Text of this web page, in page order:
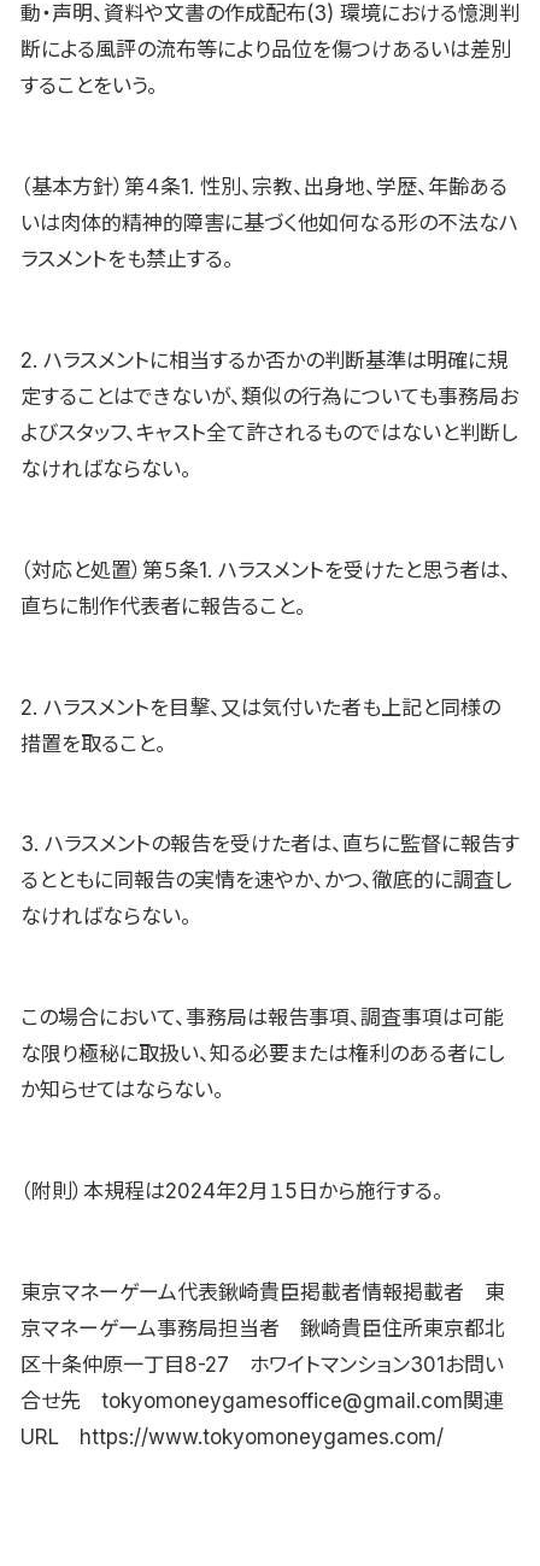
動・声明、資料や文書の作成配布(3) 環境における憶測判
断による風評の流布等により品位を傷つけあるいは差別
することをいう。
（基本方針）第４条1. 性別、宗教、出身地、学歴、年齢ある
いは肉体的精神的障害に基づく他如何なる形の不法なハ
ラスメントをも禁止する。
2. ハラスメントに相当するか否かの判断基準は明確に規
定することはできないが、類似の行為についても事務局お
よびスタッフ、キャスト全て許されるものではないと判断し
なければならない。
（対応と処置）第５条1. ハラスメントを受けたと思う者は、
直ちに制作代表者に報告ること。
2. ハラスメントを目撃、又は気付いた者も上記と同様の
措置を取ること。
3. ハラスメントの報告を受けた者は、直ちに監督に報告す
るとともに同報告の実情を速やか、かつ、徹底的に調査し
なければならない。
この場合において、事務局は報告事項、調査事項は可能
な限り極秘に取扱い、知る必要または権利のある者にし
か知らせてはならない。
（附則）本規程は2024年2月１5日から施行する。
東京マネーゲーム代表鍬崎貴臣掲載者情報掲載者 東
京マネーゲーム事務局担当者 鍬崎貴臣住所東京都北
区十条仲原一丁目8-27 ホワイトマンション301お問い
合せ先 tokyomoneygamesoffice@gmail.com関連
URL https://www.tokyomoneygames.com/